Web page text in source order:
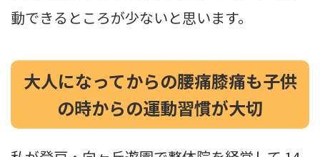
動できるところが少ないと思います。
大人になってからの腰痛膝痛も子供
の時からの運動習慣が大切